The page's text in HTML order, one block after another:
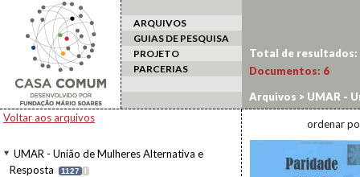
ARQUIVOS
GUIAS DE PESQUISA
PROJETO
PARCERIAS
Voltar aos arquivos
UMAR - União de Mulheres Alternativa e
Resposta
1127 I
Total de resultados:
Documentos: 6
Arquivos > UMAR -
Sociais
ordenar